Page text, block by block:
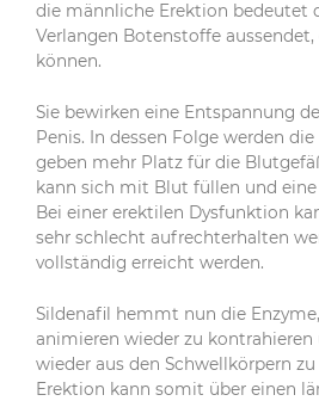
die männliche Erektion bedeutet
Verlangen Botenstoffe
können.
Sie bewirken eine Entspannung
Penis. In dessen Folge werden
geben mehr Platz für die
kann sich mit Blut füllen und
Bei einer erektilen Dysfunktion
sehr schlecht aufrechterhalten
vollständig erreicht werden.
Sildenafil hemmt nun die
animieren wieder zu
wieder aus den Schwellkörpern
Erektion kann somit über einen